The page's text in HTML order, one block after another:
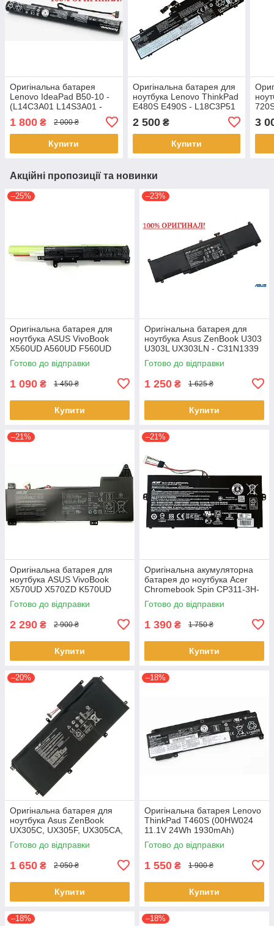
Оригінальна батарея
Lenovo IdeaPad B50-10 -
(L14C3A01 L14S3A01 -
Акумулятор, АКБ
1 800 ₴ 2 000 ₴
Купити
Оригінальна батарея для
ноутбука Lenovo ThinkPad
E480S E490S - L18C3P51
L18S3P51
2 500₴
Купити
3
Акційні пропозиції та новинки
–25%
Оригінальна батарея для
ноутбука ASUS VivoBook
X560UD A560UD F560UD
K560UD R562UD - A31N1730
Готово до відправки
1 090 ₴ 1 450 ₴
Купити
–23%
Оригінальна батарея для
ноутбука Asus ZenBook U303
U303L UX303LN - C31N1339
(+11.31 V 50Wh) АКБ
Готово до відправки
1 250 ₴ 1 625 ₴
Купити
–21%
Оригінальна батарея для
ноутбука ASUS VivoBook
X570UD X570ZD K570UD
K570ZD R570UD R570ZD
F570UD - B31N1723
Готово до відправки
2 290 ₴ 2 900 ₴
Купити
–21%
Оригінальна акумуляторна
батарея до ноутбука Acer
Chromebook Spin CP311-3H-
K2RJ CP311-2H-C679 CP513-
1HL CP513-1H - AP16L8J
Готово до відправки
1 390 ₴ 1 750 ₴
Купити
–20%
Оригінальна батарея для
ноутбука Asus ZenBook
UX305C, UX305F, UX305CA,
UX305FA - C31N1411 (+11.4 V
45Wh) АКБ
Готово до відправки
1 650 ₴ 2 050 ₴
Купити
–18%
Оригінальна батарея Lenovo
ThinkPad T460S (00HW024
11.1V 24Wh 1930mAh)
Акумулятор, АКБ для
ноутбука
Готово до відправки
1 550 ₴ 1 900 ₴
Купити
–18% –18%